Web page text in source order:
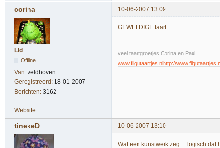
corina 10-06-2007 13:09
Lid
Offline
Van: veldhoven
Geregistreerd: 18-01-2007
Berichten: 3162
GEWELDIGE taart
veel taartgroetjes Corina en Paul
www.fligutaartjes.nl http://
Website
tinekeD 10-06-2007 13:10
Wat een kunstwerk zeg.....logisch